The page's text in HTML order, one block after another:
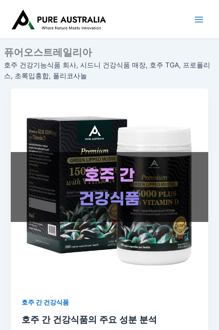
로
건
너
뛰
퓨어오스트레일리아
호주 건강기능식품 회사, 시드니 건강식품 매장, 호주 TGA, 프로폴리
스, 초록입홍합, 폴리코사놀
호주 간 건강식품
호주 간 건강식품의 주요 성분 분석